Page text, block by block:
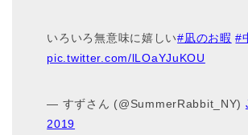
いろいろ無意味に嬉しい#凪のお暇 #
pic.twitter.com/lLOaYJuKOU
— すずさん (@SummerRabbit_NY)
2019